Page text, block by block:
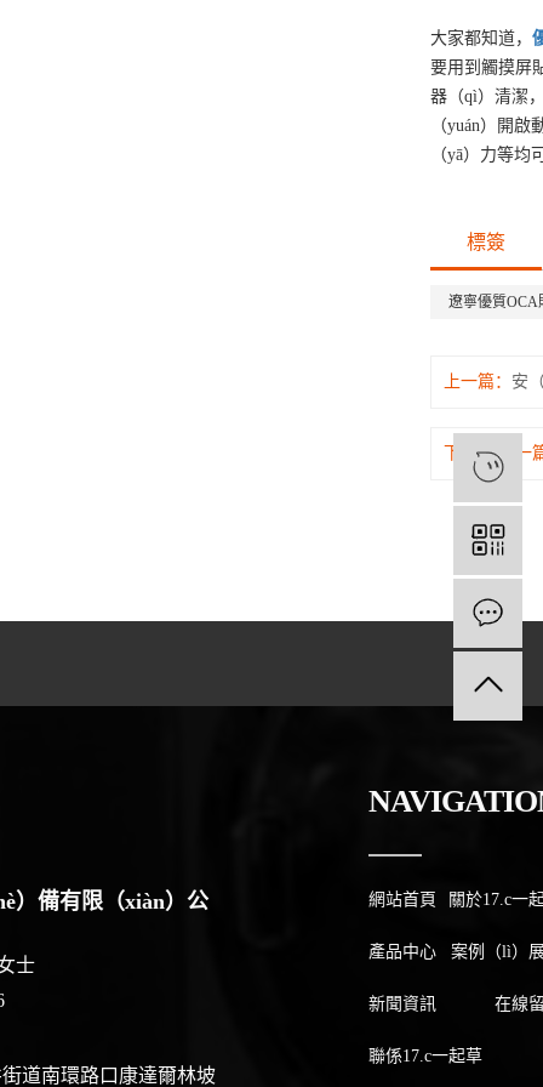
大家都知道，
要用到觸摸屏
器（qì）清潔
（yuán）開
（yā）力等
標簽
遼寧優質OCA
上一篇： 安
下（xià）一
）備有限（xiàn）公
）女士
道南環路口康達爾林坡
網站首頁 關於17.c一
產品中心 案例（lì）
新聞資訊 在線
聯係17.c一起草